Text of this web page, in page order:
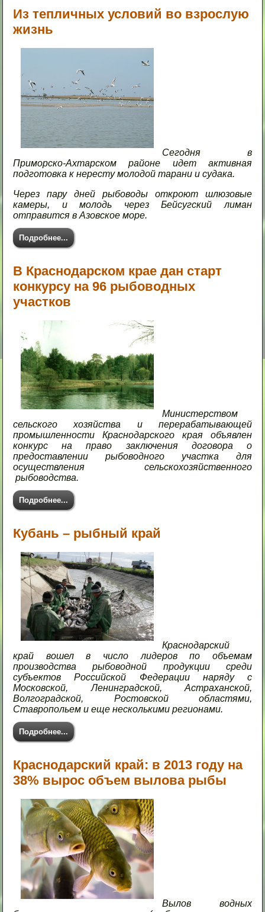
Из тепличных условий во взрослую
жизнь
Сегодня в
Приморско-Ахтарском районе идет активная
подготовка к нересту молодой тарани и судака.
Через пару дней рыбоводы откроют шлюзовые
камеры, и молодь через Бейсугский лиман
отправится в Азовское море.
Подробнее...
В Краснодарском крае дан старт
конкурсу на 96 рыбоводных
участков
Министерством
сельского хозяйства и перерабатывающей
промышленности Краснодарского края объявлен
конкурс на право заключения договора о
предоставлении рыбоводного участка для
осуществления сельскохозяйственного
рыбоводства.
Подробнее...
Кубань – рыбный край
Краснодарский
край вошел в число лидеров по объемам
производства рыбоводной продукции среди
субъектов Российской Федерации наряду с
Московской, Ленинградской, Астраханской,
Волгоградской, Ростовской областями,
Ставропольем и еще несколькими регионами.
Подробнее...
Краснодарский край: в 2013 году на
38% вырос объем вылова рыбы
Вылов водных